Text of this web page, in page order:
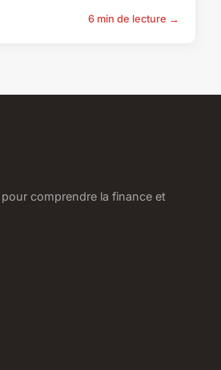
6 min de lecture →
comprendre la finance et